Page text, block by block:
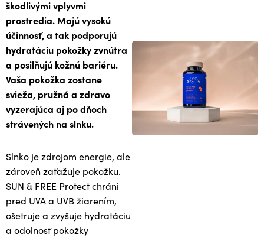
škodlivými vplyvmi
prostredia. Majú vysokú
účinnosť, a tak podporujú
hydratáciu pokožky zvnútra
a posilňujú kožnú bariéru.
Vaša pokožka zostane
svieža, pružná a zdravo
vyzerajúca aj po dňoch
strávených na slnku.
Slnko je zdrojom energie, ale
zároveň zaťažuje pokožku.
SUN & FREE Protect chráni
pred UVA a UVB žiarením,
ošetruje a zvyšuje hydratáciu
a odolnosť pokožky